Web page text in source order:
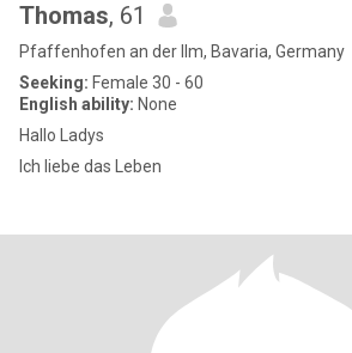
Thomas, 61
Pfaffenhofen an der Ilm, Bavaria, Germany
Seeking: Female 30 - 60
English ability: None
Hallo Ladys
Ich liebe das Leben